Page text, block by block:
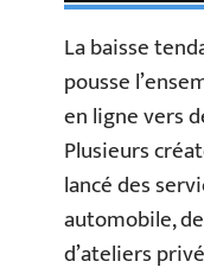
La baisse
pousse
en ligne vers
Plusieurs
lancé des
automobile,
d’ateliers